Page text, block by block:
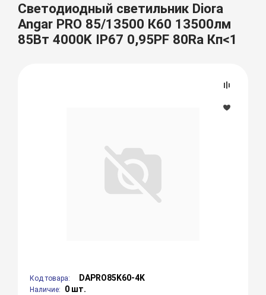
Светодиодный светильник Diora
Angar PRO 85/13500 К60 13500лм
85Вт 4000K IP67 0,95PF 80Ra Кп<1
Код товара: DAPRO85K60-4K
Наличие: 0 шт.